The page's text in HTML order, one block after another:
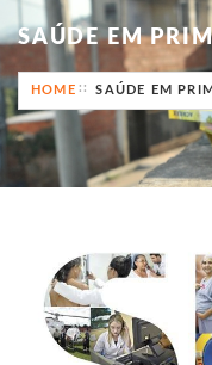
SAÚDE EM
HOME SAÚDE EM